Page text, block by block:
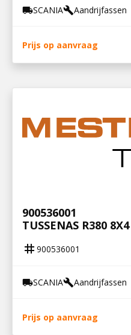
local_shippingSCANIAbuildAandrijfassen
Prijs op aanvraag
900536001
TUSSENAS R380 8X4
tag 900536001
local_shippingSCANIAbuildAandrijfassen
Prijs op aanvraag